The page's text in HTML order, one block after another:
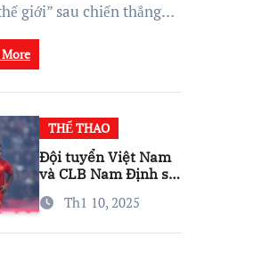
giới” sau chiến thắng…
More
THỂ THAO
Đội tuyển Việt Nam
và CLB Nam Định sẽ
nhưng đừng lo…
Th1 10, 2025